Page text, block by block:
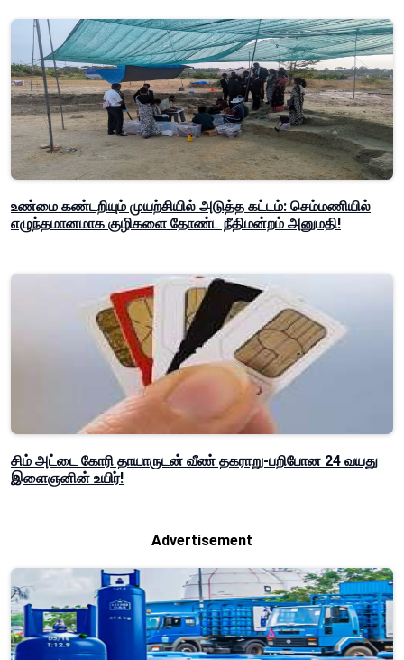
உண்மை கண்டறியும் முயற்சியில் அடுத்த கட்டம்: செம்மணியில்
எழுந்தமானமாக குழிகளை தோண்ட நீதிமன்றம் அனுமதி!
சிம் அட்டை கோரி தாயாருடன் வீண் தகராறு-பறிபோன 24 வயது
இளைஞனின் உயிர்!
Advertisement